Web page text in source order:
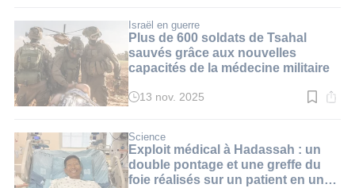
:
3
min.
Israël en guerre
Plus de 600 soldats de Tsahal
sauvés grâce aux nouvelles
capacités de la médecine militaire
Temps
:
3
min.
13 nov. 2025
Science
Exploit médical à Hadassah : un
double pontage et une greffe du
foie réalisés sur un patient en une